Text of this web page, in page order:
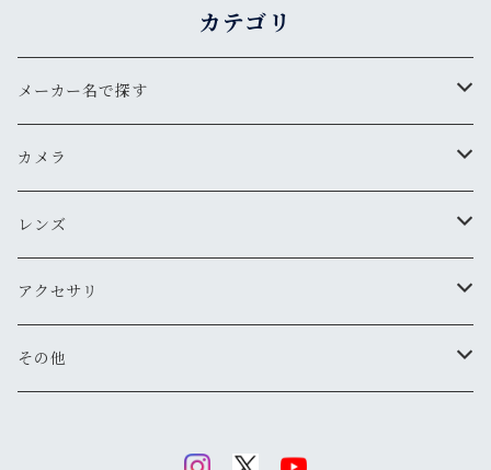
カテゴリ
メーカー名で探す
ペンタックス
オリンパス
ニコン
キヤノン
カメラ
用途から探す
気軽にスナップ
マニュアル操作で本格的に
一眼レフ
ペンタックス
レンジファインダー(レンズ交換式)
レンズ
焦点距離から探す
広角
ニコンFマウント
アクセサリ
レンズフード
その他